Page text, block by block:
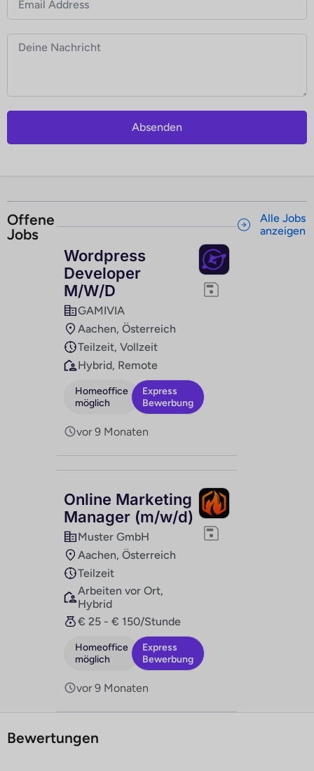
Absenden
Offene
Jobs
Wordpress
Developer
M/W/D
GAMIVIA
Aachen, Österreich
Teilzeit, Vollzeit
Hybrid, Remote
Homeoffice
möglich
Express
Bewerbung
vor 9 Monaten
Online Marketing
Manager (m/w/d)
Muster GmbH
Aachen, Österreich
Teilzeit
Arbeiten vor Ort,
Hybrid
€ 25 - € 150/Stunde
Homeoffice
möglich
Express
Bewerbung
vor 9 Monaten
Alle Jobs
anzeigen
Bewertungen